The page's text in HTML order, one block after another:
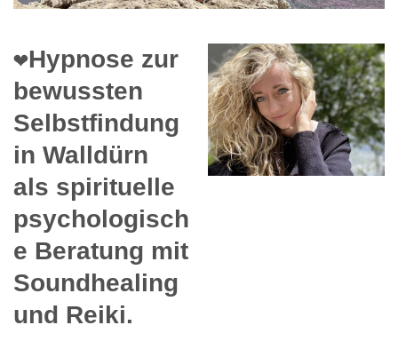
❤️Hypnose zur
bewussten
Selbstfindung
in Walldürn
als spirituelle
psychologisch
e Beratung mit
Soundhealing
und Reiki.